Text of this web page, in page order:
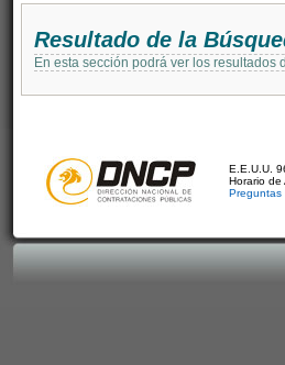
Resultado de la
En esta sección podrá ver los resultados
E.E.U.U.
Horario
Preguntas